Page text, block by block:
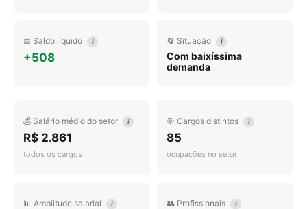
⚖️ Saldo líquido i
+508
🔄 Situação i
Com baixíssima
demanda
💰 Salário médio do setor i
R$ 2.861
todos os cargos
🎯 Cargos distintos i
85
ocupações no setor
📊 Amplitude salarial i 👥 Profissionais i